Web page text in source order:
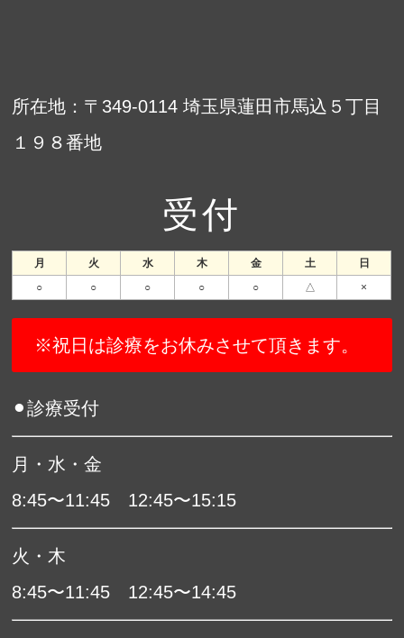
所在地：〒349-0114 埼玉県蓮田市馬込５丁目
１９８番地
受付
月 火 水 木 金 土
日
○
○ ○ ○ ○ △ ×
※祝日は診療をお休みさせて頂きます。
⚫︎診療受付
月・水・金
8:45〜11:45 12:45〜15:15
火・木
8:45〜11:45 12:45〜14:45